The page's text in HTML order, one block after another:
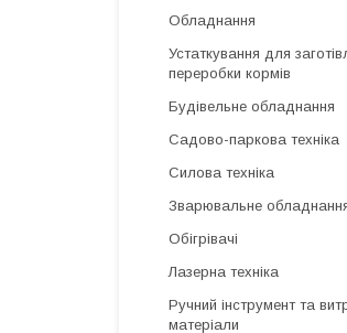
Обладнання
Устаткування для
переробки кормів
Будівельне обладнання
Садово-паркова техніка
Силова техніка
Зварювальне
Обігрівачі
Лазерна техніка
Ручний інструмент та
матеріали